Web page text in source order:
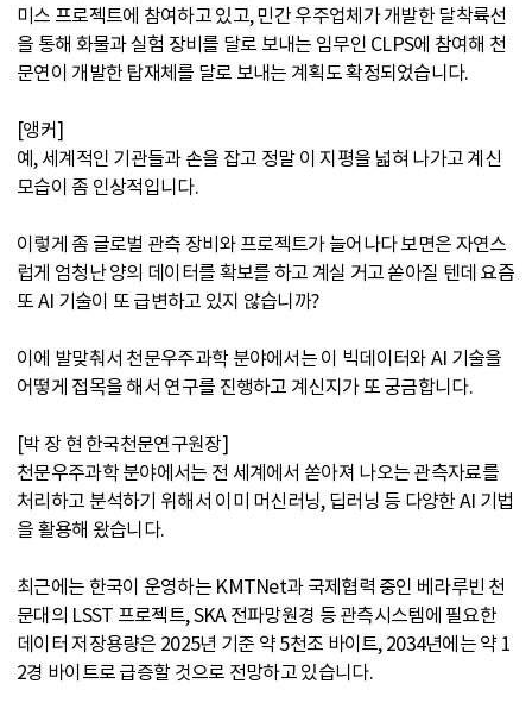
미스 프로젝트에 참여하고 있고, 민간 우주업체가 개발한 달착륙선
을 통해 화물과 실험 장비를 달로 보내는 임무인 CLPS에 참여해 천
문연이 개발한 탑재체를 달로 보내는 계획도 확정되었습니다.
[앵커]
예, 세계적인 기관들과 손을 잡고 정말 이 지평을 넓혀 나가고 계신
모습이 좀 인상적입니다.
이렇게 좀 글로벌 관측 장비와 프로젝트가 늘어나다 보면은 자연스
럽게 엄청난 양의 데이터를 확보를 하고 계실 거고 쏟아질 텐데 요즘
또 AI 기술이 또 급변하고 있지 않습니까?
이에 발맞춰서 천문우주과학 분야에서는 이 빅데이터와 AI 기술을
어떻게 접목을 해서 연구를 진행하고 계신지가 또 궁금합니다.
[박 장 현 한국천문연구원장]
천문우주과학 분야에서는 전 세계에서 쏟아져 나오는 관측자료를
처리하고 분석하기 위해서 이미 머신러닝, 딥러닝 등 다양한 AI 기법
을 활용해 왔습니다.
최근에는 한국이 운영하는 KMTNet과 국제협력 중인 베라루빈 천
문대의 LSST 프로젝트, SKA 전파망원경 등 관측시스템에 필요한
데이터 저장용량은 2025년 기준 약 5천조 바이트, 2034년에는 약 1
2경 바이트로 급증할 것으로 전망하고 있습니다.